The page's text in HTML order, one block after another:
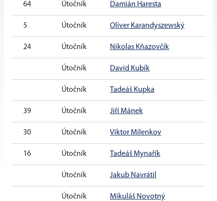
64 Útočník Damián Haresta
5 Útočník Oliver Karandyszewský
24 Útočník Nikolas Kňazovčík
Útočník David Kubík
Útočník Tadeáš Kupka
39 Útočník Jiří Mánek
30 Útočník Viktor Milenkov
16 Útočník Tadeáš Mynařík
Útočník Jakub Navrátil
Útočník Mikuláš Novotný